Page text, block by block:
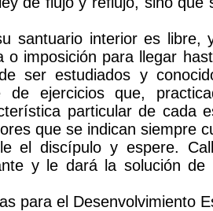
santuario interior es
o imposición para llegar
ser estudiados y
de ejercicios que,
particular de cada
que se indican siempre
el discípulo y espere.
y le dará la solución
para el Desenvolvimiento